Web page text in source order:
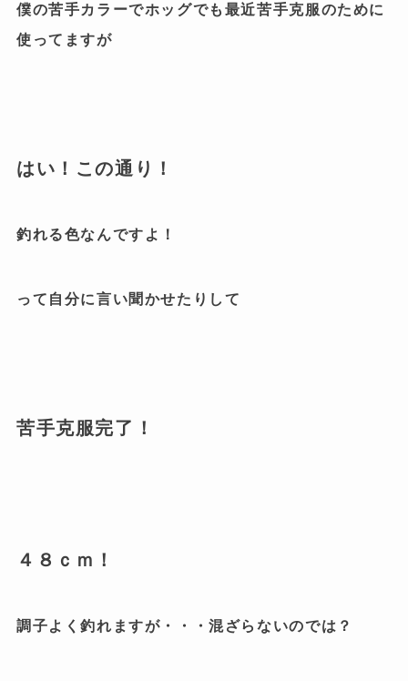
僕の苦手カラーでホッグでも最近苦手克服のために
使ってますが
はい！この通り！
釣れる色なんですよ！
って自分に言い聞かせたりして
苦手克服完了！
４８ｃｍ！
調子よく釣れますが・・・混ざらないのでは？